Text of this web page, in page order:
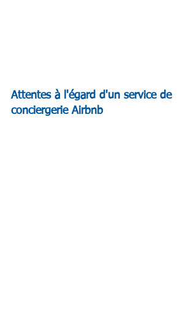
Attentes à l'égard d'un service de
conciergerie Airbnb